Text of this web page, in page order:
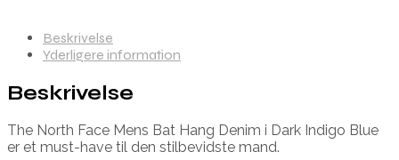
Beskrivelse
Yderligere information
Beskrivelse
The North Face Mens Bat Hang Denim i Dark Indigo Blue
er et must-have til den stilbevidste mand.